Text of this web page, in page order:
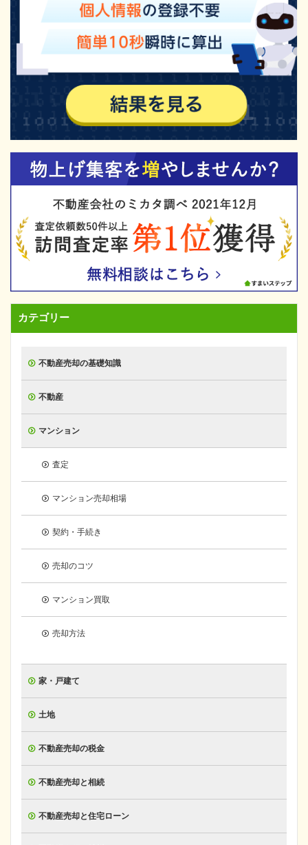
カテゴリー
不動産売却の基礎知識
不動産
マンション
査定
マンション売却相場
契約・手続き
売却のコツ
マンション買取
売却方法
家・戸建て
土地
不動産売却の税金
不動産売却と相続
不動産売却と住宅ローン